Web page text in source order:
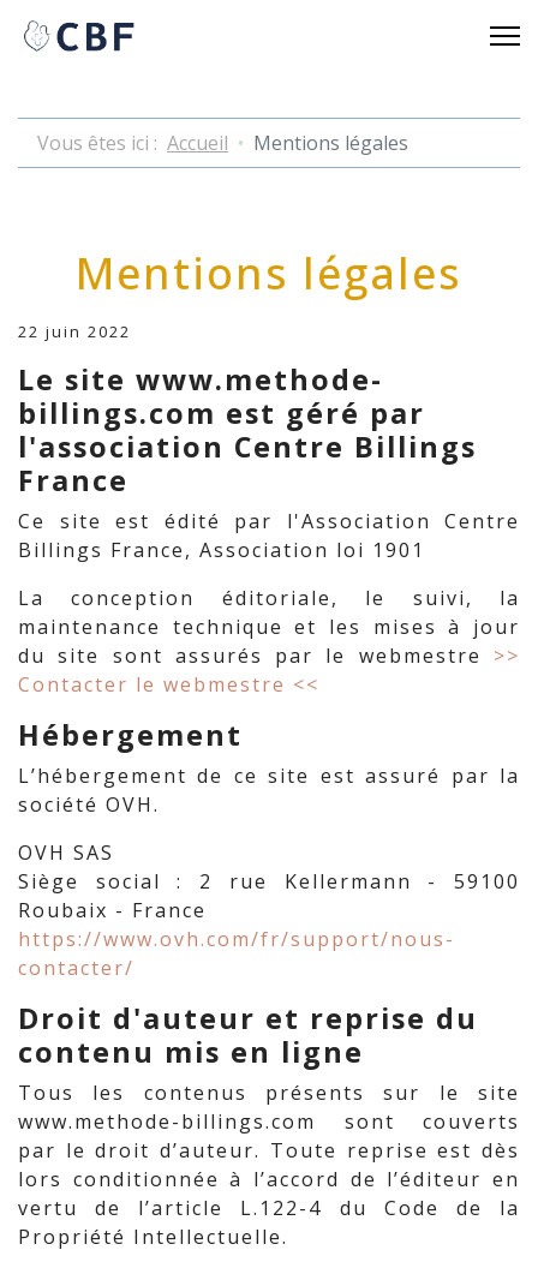
Vous êtes ici : Accueil Mentions légales
Mentions légales
22 juin 2022
Le site www.methode-
billings.com est géré par
l'association Centre Billings
France
Ce site est édité par l'Association Centre
Billings France, Association loi 1901
La conception éditoriale, le suivi, la
maintenance technique et les mises à jour
du site sont assurés par le webmestre >>
Contacter le webmestre <<
Hébergement
L’hébergement de ce site est assuré par la
société OVH.
OVH SAS
Siège social : 2 rue Kellermann - 59100
Roubaix - France
https://www.ovh.com/fr/support/nous-
contacter/
Droit d'auteur et reprise du
contenu mis en ligne
Tous les contenus présents sur le site
www.methode-billings.com sont couverts
par le droit d’auteur. Toute reprise est dès
lors conditionnée à l’accord de l’éditeur en
vertu de l’article L.122-4 du Code de la
Propriété Intellectuelle.